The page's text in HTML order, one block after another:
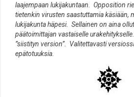
laajempaan lukijakuntaan. Opposition
tietenkin virusten saastuttamia käsiään,
lukijakunta häpesi. Sellainen on aina
päätoimittajan vastaiselle
”siistityn version”. Valitettavasti
epätotuuksia.